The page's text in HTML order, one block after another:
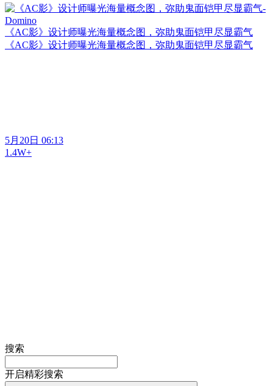
《AC影》设计师曝光海量概念图，弥助鬼面铠甲尽显霸气
《AC影》设计师曝光海量概念图，弥助鬼面铠甲尽显霸气
5月20日 06:13
1.4W+
搜索
开启精彩搜索